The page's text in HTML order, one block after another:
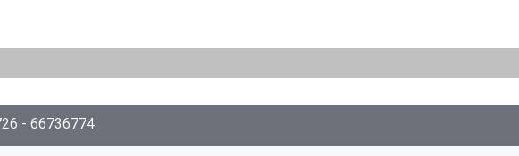
66736774 - 021-66736726 info@yabkala.com